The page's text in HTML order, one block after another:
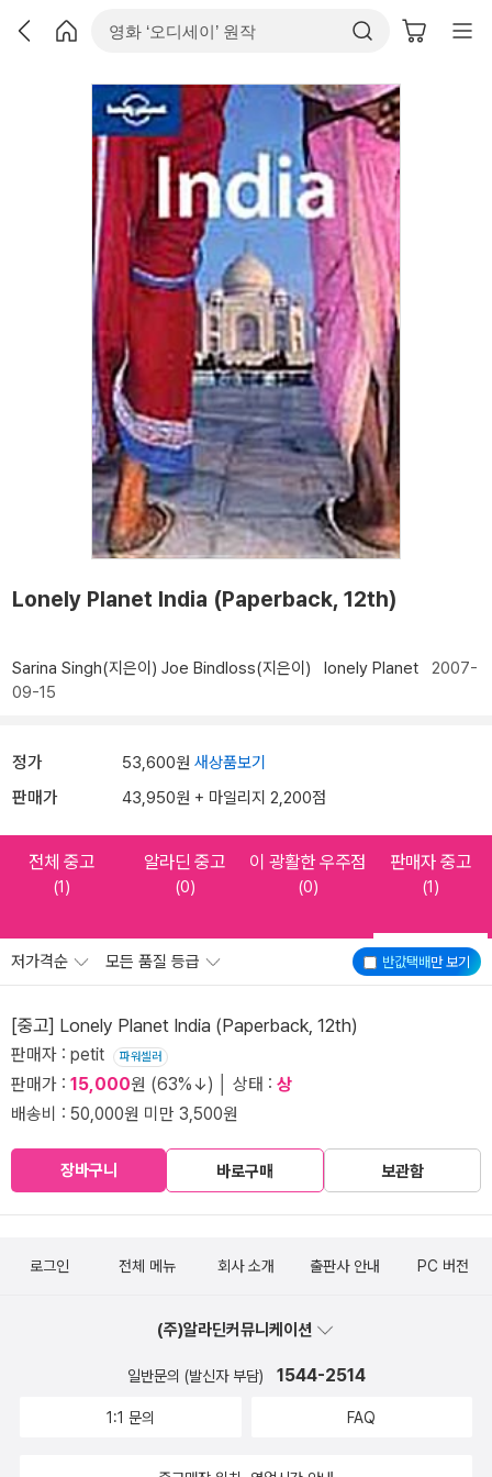
Lonely Planet India (Paperback, 12th)
Sarina Singh(지은이) Joe Bindloss(지은이) lonely Planet 2007-
09-15
정가 53,600원 새상품보기
판매가 43,950원 + 마일리지 2,200점
전체 중고
(1)
알라딘 중고
(0)
이 광활한 우주점
(0)
판매자 중고
(1)
반값택배만 보기
저가격순 모든 품질 등급
[중고] Lonely Planet India (Paperback, 12th)
판매자 : petit 파워셀러
판매가 : 15,000원 (63%↓) │ 상태 : 상
배송비 : 50,000원 미만 3,500원
장바구니 바로구매 보관함
로그인 전체 메뉴 회사 소개 출판사 안내 PC 버전
(주)알라딘커뮤니케이션
일반문의 (발신자 부담) 1544-2514
1:1 문의 FAQ